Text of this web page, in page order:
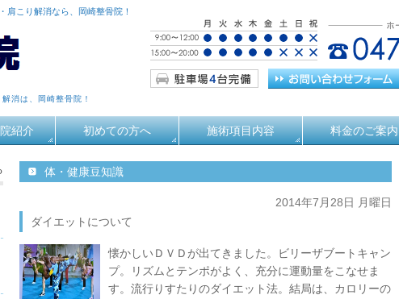
肩こり解消なら、岡崎整骨院！
消は、岡崎整骨院！
紹介 初めての方へ 施術項目内容 料金のご案内
体・健康豆知識
2014年7月28日 月曜日
ダイエットについて
懐かしいＤＶＤが出てきました。ビリーザブートキャン
プ。リズムとテンポがよく、充分に運動量をこなせま
す。流行りすたりのダイエット法。結局は、カロリーの